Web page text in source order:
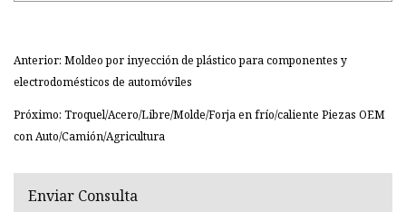
Anterior: Moldeo por inyección de plástico para componentes y
electrodomésticos de automóviles
Próximo: Troquel/Acero/Libre/Molde/Forja en frío/caliente Piezas OEM
con Auto/Camión/Agricultura
Enviar Consulta